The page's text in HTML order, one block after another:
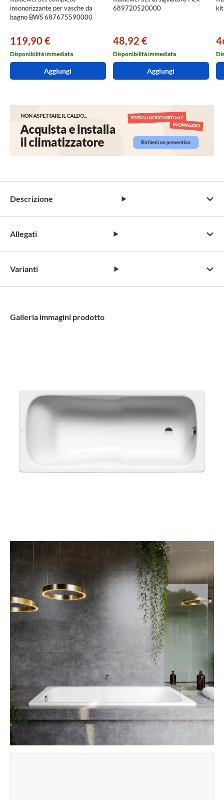
insonorizzante per vasche da
bagno BWS 687675590000
119,90 €
Disponibilità immediata
Aggiungi
689720520000
48,92 €
Disponibilità immediata
Aggiungi
Descrizione
Allegati
Varianti
Galleria immagini prodotto